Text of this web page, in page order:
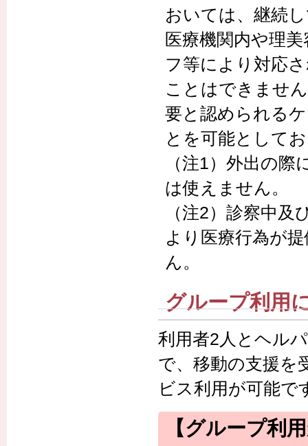
おいては、継続
医療機関内や理
フ等により対応
ことはできませ
要と認められる
とを可能として
（注1）外出の
は使えません。
（注2）診察中
より医療行為が
ん。
グループ利用
利用者2人とヘル
で、移動の支援を
ビス利用が可能で
【グループ利